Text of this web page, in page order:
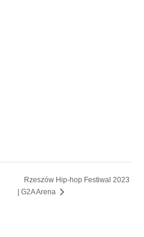
Rzeszów Hip-hop Festiwal 2023
| G2A Arena